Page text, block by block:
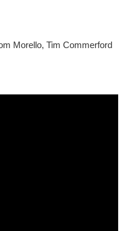
Morello, Tim Commerford